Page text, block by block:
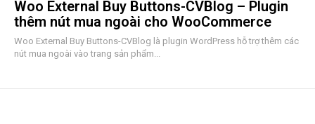
Woo External Buy Buttons-CVBlog – Plugin
thêm nút mua ngoài cho WooCommerce
Woo External Buy Buttons-CVBlog là plugin WordPress hỗ trợ thêm các
nút mua ngoài vào trang sản phẩm...